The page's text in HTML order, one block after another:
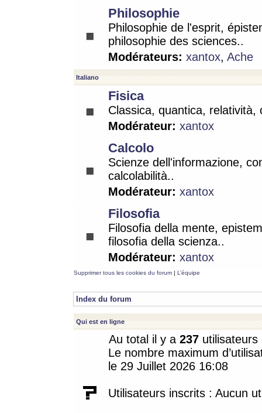
Philosophie
Philosophie de l'esprit,
philosophie des sciences..
Modérateurs: xantox, Ache
Italiano
Fisica
Classica, quantica, relatività,
Modérateur: xantox
Calcolo
Scienze dell'informazione,
calcolabilità..
Modérateur: xantox
Filosofia
Filosofia della mente,
filosofia della scienza..
Modérateur: xantox
Supprimer tous les cookies du forum | L’équipe
Index du forum
Qui est en ligne
Au total il y a 237
Le nombre maximum
le 29 Juillet 2026 16:08
Utilisateurs inscrits : Aucun